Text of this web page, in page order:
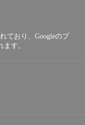
ており、Googleのプ
ます。